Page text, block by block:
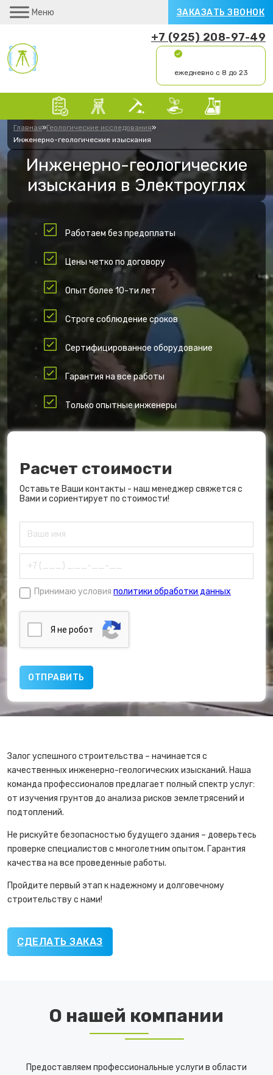
Меню ЗАКАЗАТЬ ЗВОНОК
+7 (925) 208-97-49
ежедневно с 8 до 23
Главная»Геологические исследования»
Инженерно-геологические изыскания
Инженерно-геологические
изыскания в Электроуглях
Работаем без предоплаты
Цены четко по договору
Опыт более 10-ти лет
Строге соблюдение сроков
Сертифицированное оборудование
Гарантия на все работы
Только опытные инженеры
Расчет стоимости
Оставьте Ваши контакты - наш менеджер свяжется с
Вами и сориентирует по стоимости!
Принимаю условия политики обработки данных
Я нe poбoт
Залог успешного строительства – начинается с
качественных инженерно-геологических изысканий. Наша
команда профессионалов предлагает полный спектр услуг:
от изучения грунтов до анализа рисков землетрясений и
подтоплений.
Не рискуйте безопасностью будущего здания – доверьтесь
проверке специалистов с многолетним опытом. Гарантия
качества на все проведенные работы.
Пройдите первый этап к надежному и долговечному
строительству с нами!
СДЕЛАТЬ ЗАКАЗ
О нашей компании
Предоставляем профессиональные услуги в области